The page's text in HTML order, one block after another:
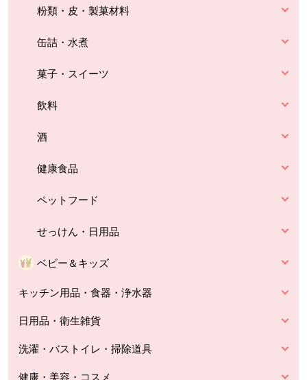
粉類・皮・製菓材料
缶詰・水煮
菓子・スイーツ
飲料
酒
健康食品
ペットフード
せっけん・日用品
ベビー＆キッズ
キッチン用品・食器・浄水器
日用品・衛生雑貨
洗濯・バストイレ・掃除道具
健康・美容・コスメ